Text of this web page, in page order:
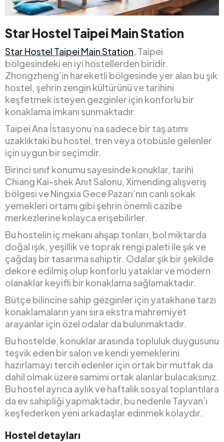
Star Hostel Taipei Main Station
Star Hostel Taipei Main Station, Taipei
bölgesindeki en iyi hostellerden biridir.
Zhongzheng’in hareketli bölgesinde yer alan bu şık
hostel, şehrin zengin kültürünü ve tarihini
keşfetmek isteyen gezginler için konforlu bir
konaklama imkanı sunmaktadır.
Taipei Ana İstasyonu’na sadece bir taş atımı
uzaklıktaki bu hostel, tren veya otobüsle gelenler
için uygun bir seçimdir.
Birinci sınıf konumu sayesinde konuklar, tarihi
Chiang Kai-shek Anıt Salonu, Ximending alışveriş
bölgesi ve Ningxia Gece Pazarı’nın canlı sokak
yemekleri ortamı gibi şehrin önemli cazibe
merkezlerine kolayca erişebilirler.
Bu hostelin iç mekanı ahşap tonları, bol miktarda
doğal ışık, yeşillik ve toprak rengi paleti ile şık ve
çağdaş bir tasarıma sahiptir. Odalar şık bir şekilde
dekore edilmiş olup konforlu yataklar ve modern
olanaklar keyifli bir konaklama sağlamaktadır.
Bütçe bilincine sahip gezginler için yatakhane tarzı
konaklamaların yanı sıra ekstra mahremiyet
arayanlar için özel odalar da bulunmaktadır.
Bu hostelde, konuklar arasında topluluk duygusunu
teşvik eden bir salon ve kendi yemeklerini
hazırlamayı tercih edenler için ortak bir mutfak da
dahil olmak üzere samimi ortak alanlar bulacaksınız.
Bu hostel ayrıca aylık ve haftalık sosyal toplantılara
da ev sahipliği yapmaktadır, bu nedenle Tayvan’ı
keşfederken yeni arkadaşlar edinmek kolaydır.
Hostel detayları